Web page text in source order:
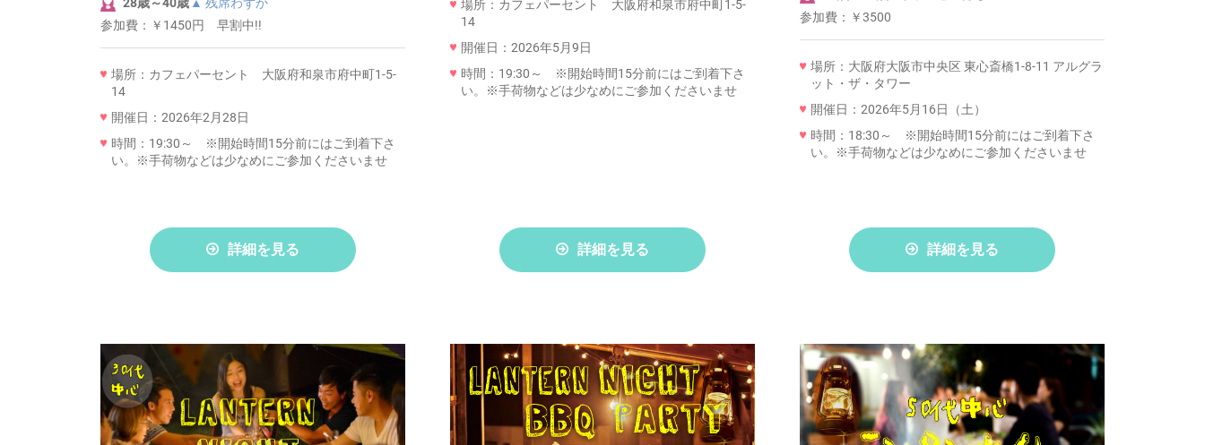
参加費： ￥1450円 早割中!!
場所：カフェパーセント 大阪府和泉市府中町1-5-
14
開催日：2026年2月28日
時間：19:30～ ※開始時間15分前にはご到着下さ
い。※手荷物などは少なめにご参加くださいませ
詳細を見る
場所：カフェパーセント 大阪府和泉市府中町1-5-
14
開催日：2026年5月9日
時間：19:30～ ※開始時間15分前にはご到着下さ
い。※手荷物などは少なめにご参加くださいませ
詳細を見る
参加費： ￥3500
場所：大阪府大阪市中央区 東心斎橋1-8-11 アルグラ
ット・ザ・タワー
開催日：2026年5月16日（土）
時間：18:30～ ※開始時間15分前にはご到着下さ
い。※手荷物などは少なめにご参加くださいませ
詳細を見る